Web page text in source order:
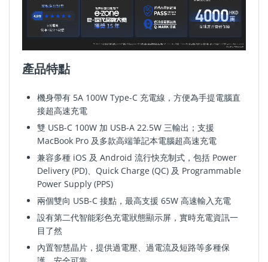
產品特點
機身帶有 5A 100W Type-C 充電線，方便為手提電腦直
接超高速充電
雙 USB-C 100W 加 USB-A 22.5W 三輸出；支援
MacBook Pro 及多款高端筆記本電腦超高速充電
兼容多種 iOS 及 Android 流行快充制式，包括 Power
Delivery (PD)、Quick Charge (QC) 及 Programmable
Power Supply (PPS)
兩個雙向 USB-C 接點，最高支援 65W 高速輸入充電
設有第二代智能彩色充電狀態顯示屏，實時充電資訊一
目了然
內置智慧晶片，提供過電壓、 過電流及短路等多種保